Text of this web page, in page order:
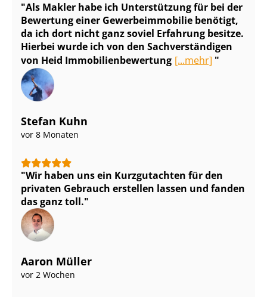
Als Makler habe ich Unterstützung für bei der
Bewertung einer Ge­wer­be­im­mo­bi­lie benötigt,
da ich dort nicht ganz soviel Erfahrung besitze.
Hierbei wurde ich von den Sach­ver­stän­di­gen
von Heid Im­mo­bi­li­en­be­wer­tung [...mehr]
Stefan Kuhn
vor 8 Monaten
Wir haben uns ein Kurzgutachten für den
privaten Gebrauch erstellen lassen und fanden
das ganz toll.
Aaron Müller
vor 2 Wochen